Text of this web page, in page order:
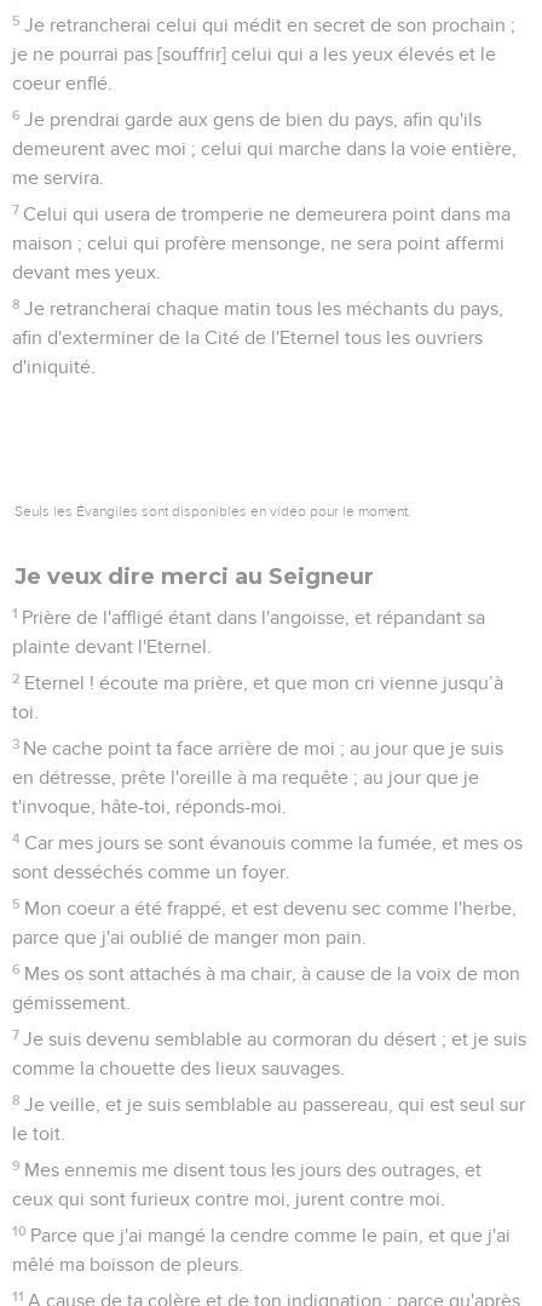
5 Je retrancherai celui qui médit en secret de son prochain ;
je ne pourrai pas [souffrir] celui qui a les yeux élevés et le
coeur enflé.
6 Je prendrai garde aux gens de bien du pays, afin qu'ils
demeurent avec moi ; celui qui marche dans la voie entière,
me servira.
7 Celui qui usera de tromperie ne demeurera point dans ma
maison ; celui qui profère mensonge, ne sera point affermi
devant mes yeux.
8 Je retrancherai chaque matin tous les méchants du pays,
afin d'exterminer de la Cité de l'Eternel tous les ouvriers
d'iniquité.
Seuls les Évangiles sont disponibles en vidéo pour le moment.
Je veux dire merci au Seigneur
1 Prière de l'affligé étant dans l'angoisse, et répandant sa
plainte devant l'Eternel.
2 Eternel ! écoute ma prière, et que mon cri vienne jusqu’à
toi.
3 Ne cache point ta face arrière de moi ; au jour que je suis
en détresse, prête l'oreille à ma requête ; au jour que je
t'invoque, hâte-toi, réponds-moi.
4 Car mes jours se sont évanouis comme la fumée, et mes os
sont desséchés comme un foyer.
5 Mon coeur a été frappé, et est devenu sec comme l'herbe,
parce que j'ai oublié de manger mon pain.
6 Mes os sont attachés à ma chair, à cause de la voix de mon
gémissement.
7 Je suis devenu semblable au cormoran du désert ; et je suis
comme la chouette des lieux sauvages.
8 Je veille, et je suis semblable au passereau, qui est seul sur
le toit.
9 Mes ennemis me disent tous les jours des outrages, et
ceux qui sont furieux contre moi, jurent contre moi.
10 Parce que j'ai mangé la cendre comme le pain, et que j'ai
mêlé ma boisson de pleurs.
11 A cause de ta colère et de ton indignation : parce qu'après